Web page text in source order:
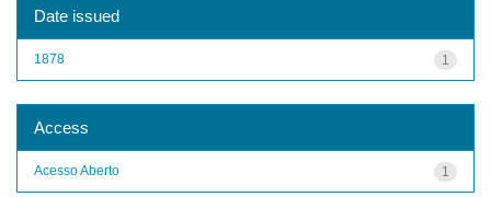
Date issued
1
1878
Access
1
Acesso Aberto